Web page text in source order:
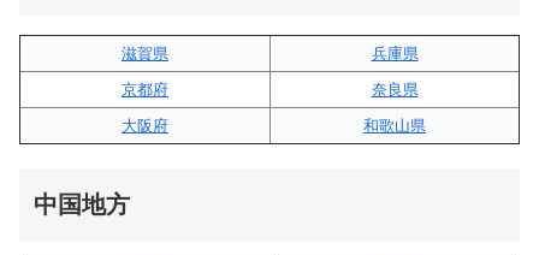
滋賀県
兵庫県
京都府
奈良県
大阪府
和歌山県
中国地方